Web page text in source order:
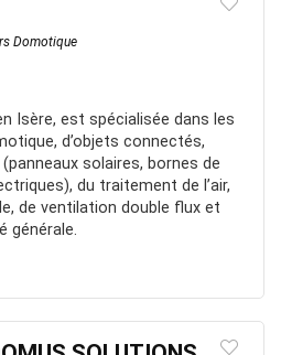
Domotique
Isère, est spécialisée dans les
d’objets connectés,
solaires, bornes de
du traitement de l’air,
de ventilation double flux et
générale.